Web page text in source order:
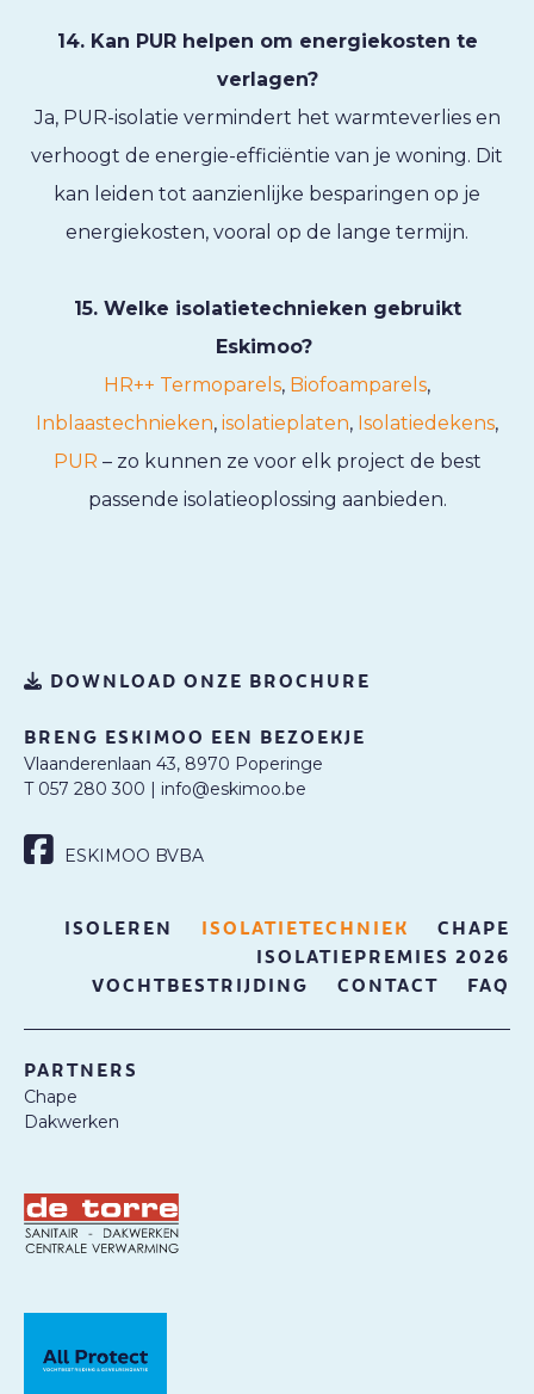
14. Kan PUR helpen om energiekosten te
verlagen?
Ja, PUR-isolatie vermindert het warmteverlies en
verhoogt de energie-efficiëntie van je woning. Dit
kan leiden tot aanzienlijke besparingen op je
energiekosten, vooral op de lange termijn.
15. Welke isolatietechnieken gebruikt
Eskimoo?
HR++ Termoparels, Biofoamparels,
Inblaastechnieken, isolatieplaten, Isolatiedekens,
PUR – zo kunnen ze voor elk project de best
passende isolatieoplossing aanbieden.
DOWNLOAD ONZE BROCHURE
BRENG ESKIMOO EEN BEZOEKJE
Vlaanderenlaan 43, 8970 Poperinge
T 057 280 300 | info@eskimoo.be
ESKIMOO BVBA
ISOLEREN ISOLATIETECHNIEK
CHAPE
ISOLATIEPREMIES 2026
VOCHTBESTRIJDING
CONTACT FAQ
PARTNERS
Chape
Dakwerken